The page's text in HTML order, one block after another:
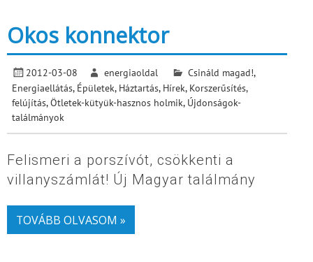
Okos konnektor
2012-03-08 energiaoldal Csináld magad!,
Energiaellátás, Épületek, Háztartás, Hírek, Korszerűsítés,
felújítás,Ötletek-kütyük-hasznos holmik, Újdonságok-
találmányok
Felismeri a porszívót, csökkenti a
villanyszámlát! Új Magyar találmány
TOVÁBB OLVASOM »